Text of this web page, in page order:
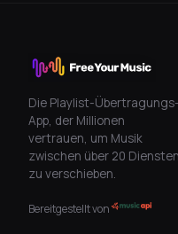
Die Playlist-Übertragungs-
App, der Millionen
vertrauen, um Musik
zwischen über 20 Diensten
zu verschieben.
Bereitgestellt von